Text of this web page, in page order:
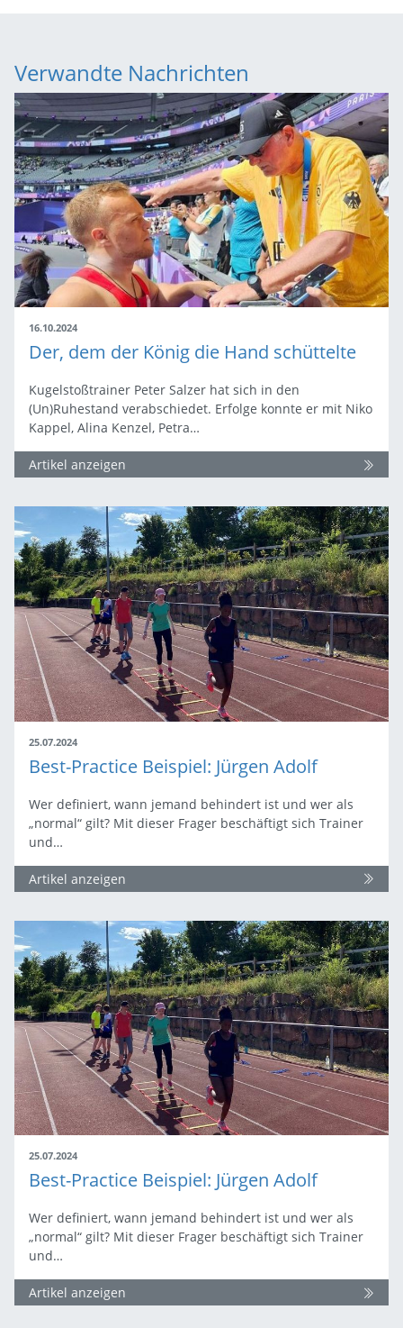
Verwandte Nachrichten
16.10.2024
Der, dem der König die Hand schüttelte
Kugelstoßtrainer Peter Salzer hat sich in den
(Un)Ruhestand verabschiedet. Erfolge konnte er mit Niko
Kappel, Alina Kenzel, Petra…
Artikel anzeigen
25.07.2024
Best-Practice Beispiel: Jürgen Adolf
Wer definiert, wann jemand behindert ist und wer als
„normal“ gilt? Mit dieser Frager beschäftigt sich Trainer
und…
Artikel anzeigen
25.07.2024
Best-Practice Beispiel: Jürgen Adolf
Wer definiert, wann jemand behindert ist und wer als
„normal“ gilt? Mit dieser Frager beschäftigt sich Trainer
und…
Artikel anzeigen